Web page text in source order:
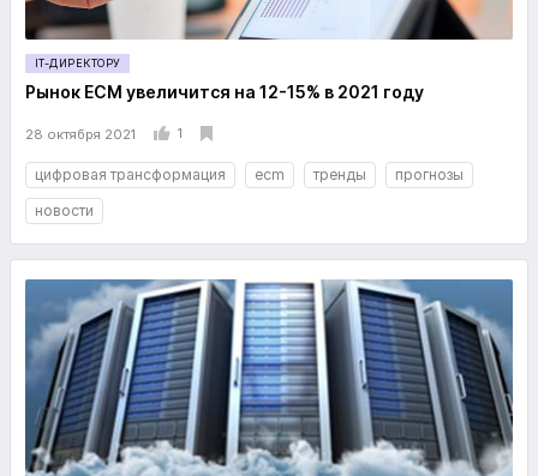
IT-ДИРЕКТОРУ
Рынок ECM увеличится на 12-15% в 2021 году
28 октября 2021 1
цифровая трансформация ecm тренды
прогнозы
новости